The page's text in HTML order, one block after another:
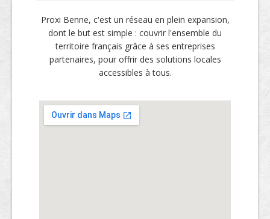
Proxi Benne, c'est un réseau en plein expansion,
dont le but est simple : couvrir l'ensemble du
territoire français grâce à ses entreprises
partenaires, pour offrir des solutions locales
accessibles à tous.